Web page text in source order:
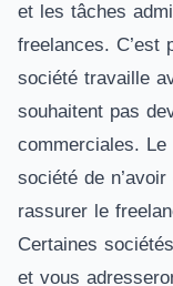
et les tâches
freelances. C’est
société travaille
souhaitent pas
commerciales.
société de
rassurer le
Certaines
et vous